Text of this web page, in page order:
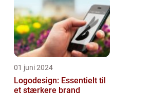
01 juni 2024
Logodesign: Essentielt til
et stærkere brand